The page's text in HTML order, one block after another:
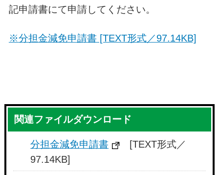
記申請書にて申請してください。
※分担金減免申請書 [TEXT形式／97.14KB]
関連ファイルダウンロード
分担金減免申請書
[TEXT形式／
97.14KB]